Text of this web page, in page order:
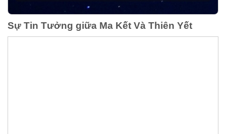
Sự Tin Tưởng giữa Ma Kết Và Thiên Yết